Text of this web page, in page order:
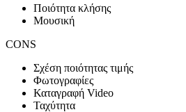
Ποιότητα κλήσης
Μουσική
CONS
Σχέση ποιότητας τιμής
Φωτογραφίες
Καταγραφή Video
Ταχύτητα